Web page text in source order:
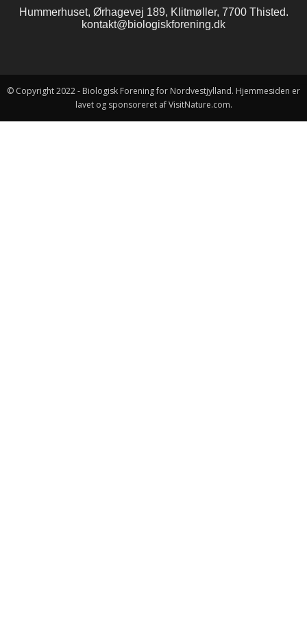
Hummerhuset, Ørhagevej 189, Klitmøller, 7700 Thisted.
kontakt@biologiskforening.dk
© Copyright 2022 - Biologisk Forening for Nordvestjylland. Hjemmesiden er
lavet og sponsoreret af VisitNature.com.